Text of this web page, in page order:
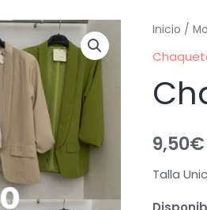
Inicio /
9,50€
Talla